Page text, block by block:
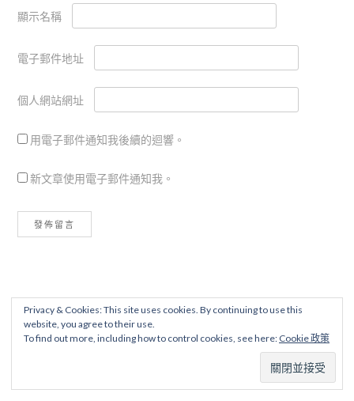
顯示名稱
電子郵件地址
個人網站網址
用電子郵件通知我後續的迴響。
新文章使用電子郵件通知我。
Privacy & Cookies: This site uses cookies. By continuing to use this
website, you agree to their use.
To find out more, including how to control cookies, see here: Cookie 政策